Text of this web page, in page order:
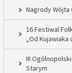
Nagrody Wójta
16 Festiwal
„Od Kujawiaka
III
Starym